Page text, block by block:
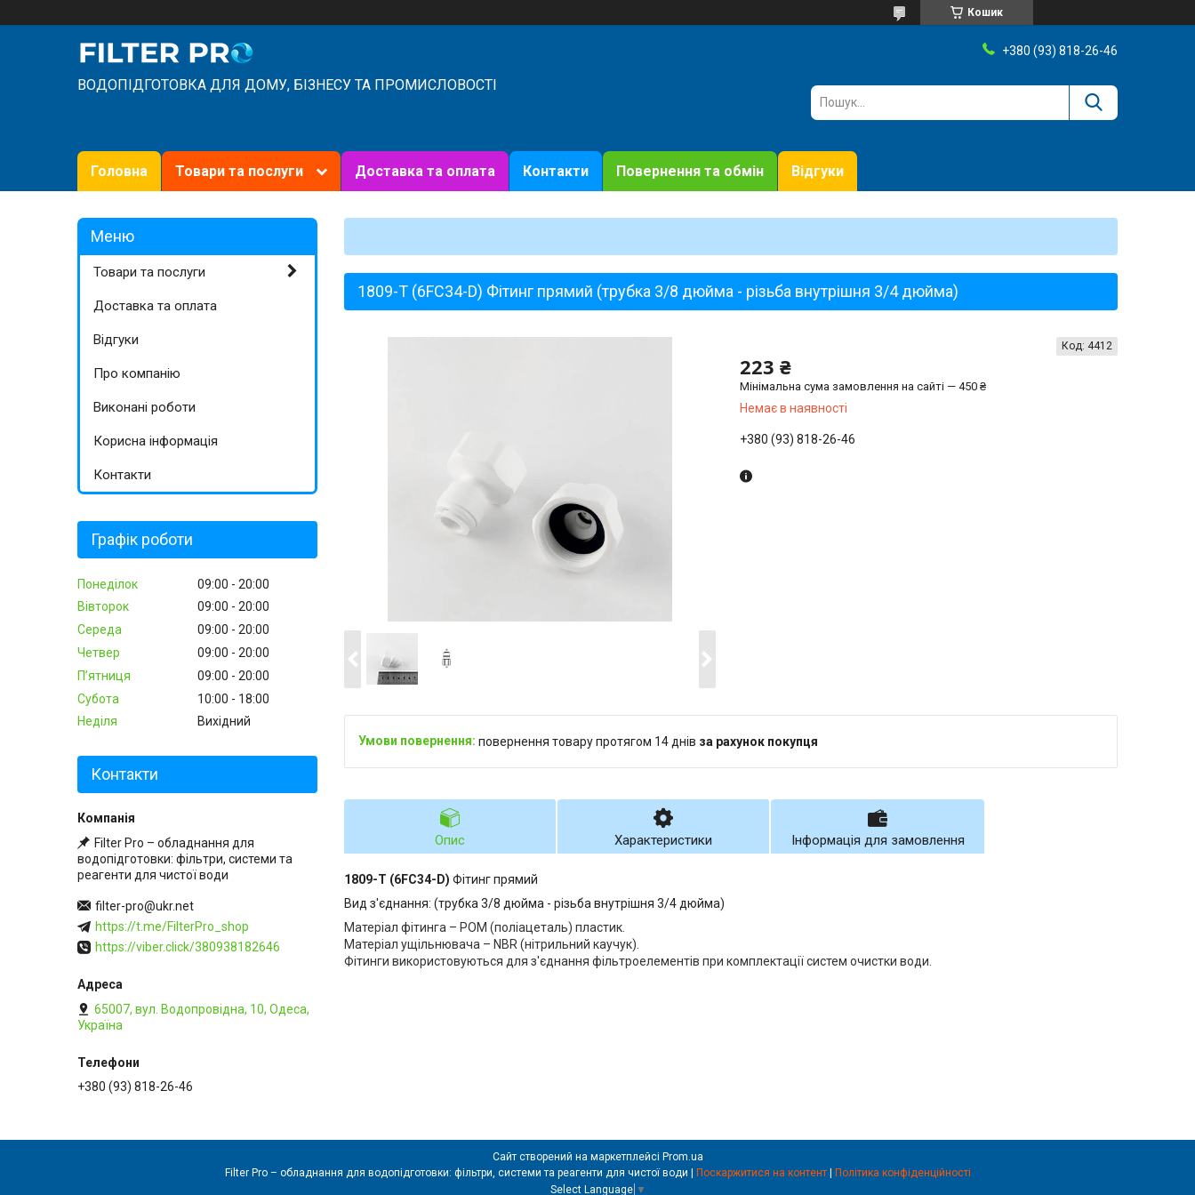
Кошик
ВОДОПІДГОТОВКА ДЛЯ ДОМУ, БІЗНЕСУ ТА ПРОМИСЛОВОСТІ
+380 (93) 818-26-46
Головна Товари та послуги Доставка та оплата Контакти Повернення та обмін Відгуки
1809-T (6FC34-D) Фітинг прямий (трубка 3/8 дюйма - різьба внутрішня 3/4 дюйма)
223 ₴
Мінімальна сума замовлення на сайті — 450 ₴
Немає в наявності
Код: 4412
+380 (93) 818-26-46
повернення товару протягом 14 днів за рахунок покупця
Опис Характеристики Інформація для замовлення
1809-T (6FC34-D) Фітинг прямий
Вид з'єднання: (трубка 3/8 дюйма - різьба внутрішня 3/4 дюйма)
Матеріал фітинга – POM (поліацеталь) пластик.
Матеріал ущільнювача – NBR (нітрильний каучук).
Фітинги використовуються для з'єднання фільтроелементів при комплектації систем очистки води.
Товари та послуги
Доставка та оплата
Відгуки
Про компанію
Виконані роботи
Корисна інформація
Контакти
Графік роботи
Понеділок 09:00
20:00
Вівторок
09:00
20:00
Середа
09:00
20:00
Четвер
09:00
20:00
Пʼятниця
09:00
20:00
Субота
10:00
18:00
Неділя
Вихідний
Контакти
Filter Pro – обладнання для
водопідготовки: фільтри, системи та
реагенти для чистої води
filter-pro@ukr.net
https://t.me/FilterPro_shop
https://viber.click/380938182646
65007, вул. Водопровідна, 10, Одеса,
Україна
+380 (93) 818-26-46
Сайт створений на маркетплейсі Prom.ua
Filter Pro – обладнання для водопідготовки: фільтри, системи та реагенти для чистої води | Поскаржитися на контент | Політика конфіденційності
Select Language ▼